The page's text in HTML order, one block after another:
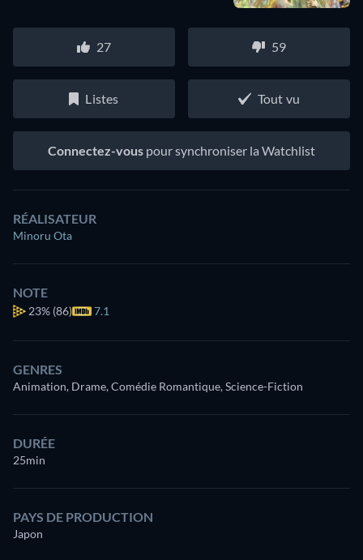
27 59
Listes Tout vu
Connectez-vous pour synchroniser la Watchlist
RÉALISATEUR
Minoru Ota
NOTE
23% (86) 7.1
GENRES
Animation, Drame, Comédie Romantique, Science-Fiction
DURÉE
25min
PAYS DE PRODUCTION
Japon